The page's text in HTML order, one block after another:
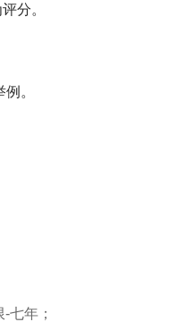
分。
。
七年；